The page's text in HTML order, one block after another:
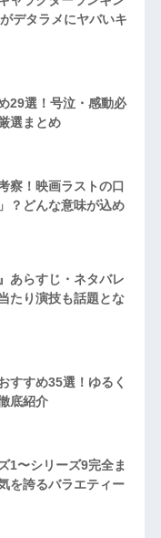
デタラメにヤバいキ
29選！号泣・感動必
選まとめ
察！映画ラストの口
？どんな意味が込め
あらすじ・ネタバレ
たり演技も話題とな
すすめ35選！ゆるく
底紹介
1〜シリーズ9完全ま
を誇るバラエティー